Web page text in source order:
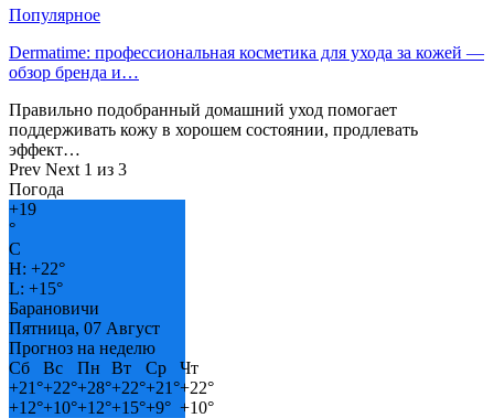
Популярное
Dermatime: профессиональная косметика для ухода за кожей —
обзор бренда и…
Правильно подобранный домашний уход помогает
поддерживать кожу в хорошем состоянии, продлевать
эффект…
Prev Next 1 из 3
Погода
+19
°
C
H: +22°
L: +15°
Барановичи
Пятница, 07 Август
Прогноз на неделю
Сб
Вс Пн Вт Ср
Чт
+21°+22°+28°+22°+21°+22°
+12°+10°+12°+15°+9° +10°